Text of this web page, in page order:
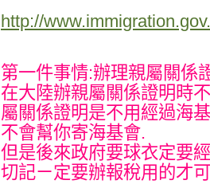
http://
第一件事情:辦理親屬關係
在大陸辦親屬關係證明時
屬關係證明是不用經過海
不會幫你寄海基會.
但是後來政府要球衣定要
切記ㄧ定要辦報稅用的才